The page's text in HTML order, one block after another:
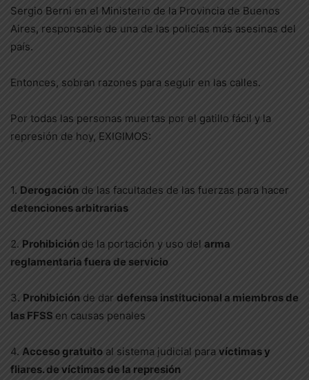
Sergio Berni en el Ministerio de la Provincia de Buenos
Aires, responsable de una de las policías más asesinas del
país.
Entonces, sobran razones para seguir en las calles.
Por todas las personas muertas por el gatillo fácil y la
represión de hoy, EXIGIMOS:
1. Derogación de las facultades de las fuerzas para hacer
detenciones arbitrarias
2. Prohibición de la portación y uso del arma
reglamentaria fuera de servicio
3. Prohibición de dar defensa institucional a miembros de
las FFSS en causas penales
4. Acceso gratuito al sistema judicial para víctimas y
fliares. de víctimas de la represión